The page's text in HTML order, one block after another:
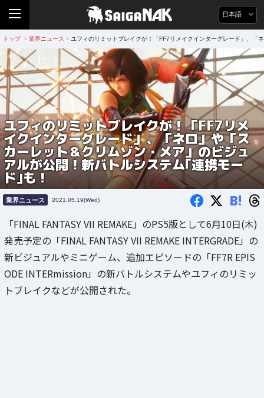
日本語
トップ > 業界ニュース > ユフィのリミットブレイクが！「FF7リメイクインターグレード」、「
ユフィのリミットブレイクが！「FF7リメ
イクインターグレード」、「ネロ」や「ス
カーレット＆クリムゾン・メア」のビジュ
アルが公開！新バトルシステム｢連携モー
ド｣も！
業界ニュース 2021.05.19(Wed) B!
「FINAL FANTASY VII REMAKE」のPS5版として6月10日(木)
発売予定の「FINAL FANTASY VII REMAKE INTERGRADE」の
新ビジュアルやミニゲーム、追加エピソードの「FF7R EPIS
ODE INTERmission」の新バトルシステムやユフィのリミッ
トブレイクなどが公開された。